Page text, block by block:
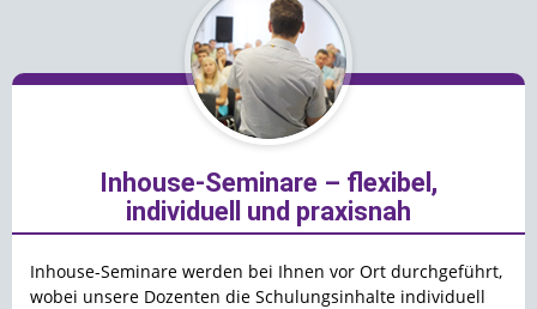
Inhouse-Seminare – flexibel,
individuell und praxisnah
Inhouse-Seminare werden bei Ihnen vor Ort durchgeführt,
wobei unsere Dozenten die Schulungsinhalte individuell